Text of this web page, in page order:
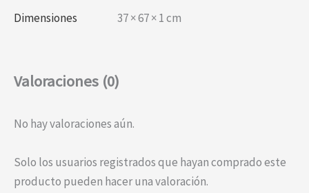
Dimensiones
37 × 67 × 1 cm
Valoraciones (0)
No hay valoraciones aún.
Solo los usuarios registrados que hayan comprado este
producto pueden hacer una valoración.